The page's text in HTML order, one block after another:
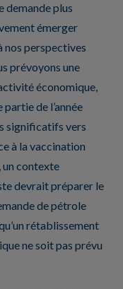
demande plus
émerger
nos perspectives
prévoyons une
économique,
partie de l’année
significatifs vers
à la vaccination
un contexte
devrait préparer le
de pétrole
rétablissement
ne soit pas prévu